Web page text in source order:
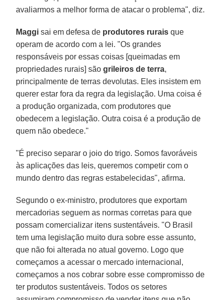
avaliarmos a melhor forma de atacar o problema", diz.
Maggi sai em defesa de produtores rurais que
operam de acordo com a lei. "Os grandes
responsáveis por essas coisas [queimadas em
propriedades rurais] sãogrileiros de terra,
principalmente de terras devolutas. Eles insistem em
querer estar fora da regra da legislação. Uma coisa é
a produção organizada, com produtores que
obedecem a legislação. Outra coisa é a produção de
quem não obedece."
"É preciso separar o joio do trigo. Somos favoráveis
às aplicações das leis, queremos competir com o
mundo dentro das regras estabelecidas", afirma.
Segundo o ex-ministro, produtores que exportam
mercadorias seguem as normas corretas para que
possam comercializar itens sustentáveis. "O Brasil
tem uma legislação muito dura sobre esse assunto,
que não foi alterada no atual governo. Logo que
começamos a acessar o mercado internacional,
começamos a nos cobrar sobre esse compromisso de
ter produtos sustentáveis. Todos os setores